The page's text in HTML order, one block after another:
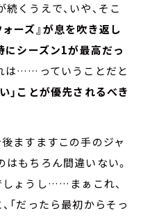
くうえで、いや、そこ
ォーズ』が息を吹き返し
にシーズン1が最高だっ
は……っていうことだと
い」ことが優先されるべき
ますますこの手のジャ
はもちろん間違いない。
しょうし……まぁこれ、
「だったら最初からそっ